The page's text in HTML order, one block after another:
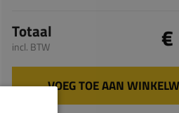
Totaal
incl. BTW
VOEG TOE AAN